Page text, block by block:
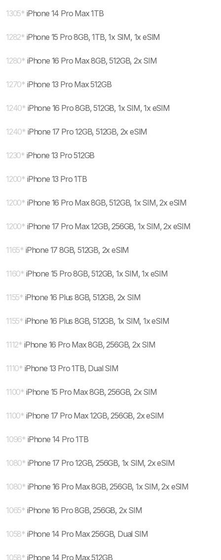
1305* iPhone 14 Pro Max 1TB
1282* iPhone 15 Pro 8GB, 1TB, 1x SIM, 1x eSIM
1280* iPhone 16 Pro Max 8GB, 512GB, 2x SIM
1270* iPhone 13 Pro Max 512GB
1240* iPhone 16 Pro 8GB, 512GB, 1x SIM, 1x eSIM
1240* iPhone 17 Pro 12GB, 512GB, 2x eSIM
1230* iPhone 13 Pro 512GB
1200* iPhone 13 Pro 1TB
1200* iPhone 16 Pro Max 8GB, 512GB, 1x SIM, 2x eSIM
1200* iPhone 17 Pro Max 12GB, 256GB, 1x SIM, 2x eSIM
1165* iPhone 17 8GB, 512GB, 2x eSIM
1160* iPhone 15 Pro 8GB, 512GB, 1x SIM, 1x eSIM
1155* iPhone 16 Plus 8GB, 512GB, 2x SIM
1155* iPhone 16 Plus 8GB, 512GB, 1x SIM, 1x eSIM
1112* iPhone 16 Pro Max 8GB, 256GB, 2x SIM
1110* iPhone 13 Pro 1TB, Dual SIM
1100* iPhone 15 Pro Max 8GB, 256GB, 2x SIM
1100* iPhone 17 Pro Max 12GB, 256GB, 2x eSIM
1096* iPhone 14 Pro 1TB
1080* iPhone 17 Pro 12GB, 256GB, 1x SIM, 2x eSIM
1080* iPhone 16 Pro Max 8GB, 256GB, 1x SIM, 2x eSIM
1065* iPhone 16 Pro 8GB, 256GB, 2x SIM
1058* iPhone 14 Pro Max 256GB, Dual SIM
1058* iPhone 14 Pro Max 512GB